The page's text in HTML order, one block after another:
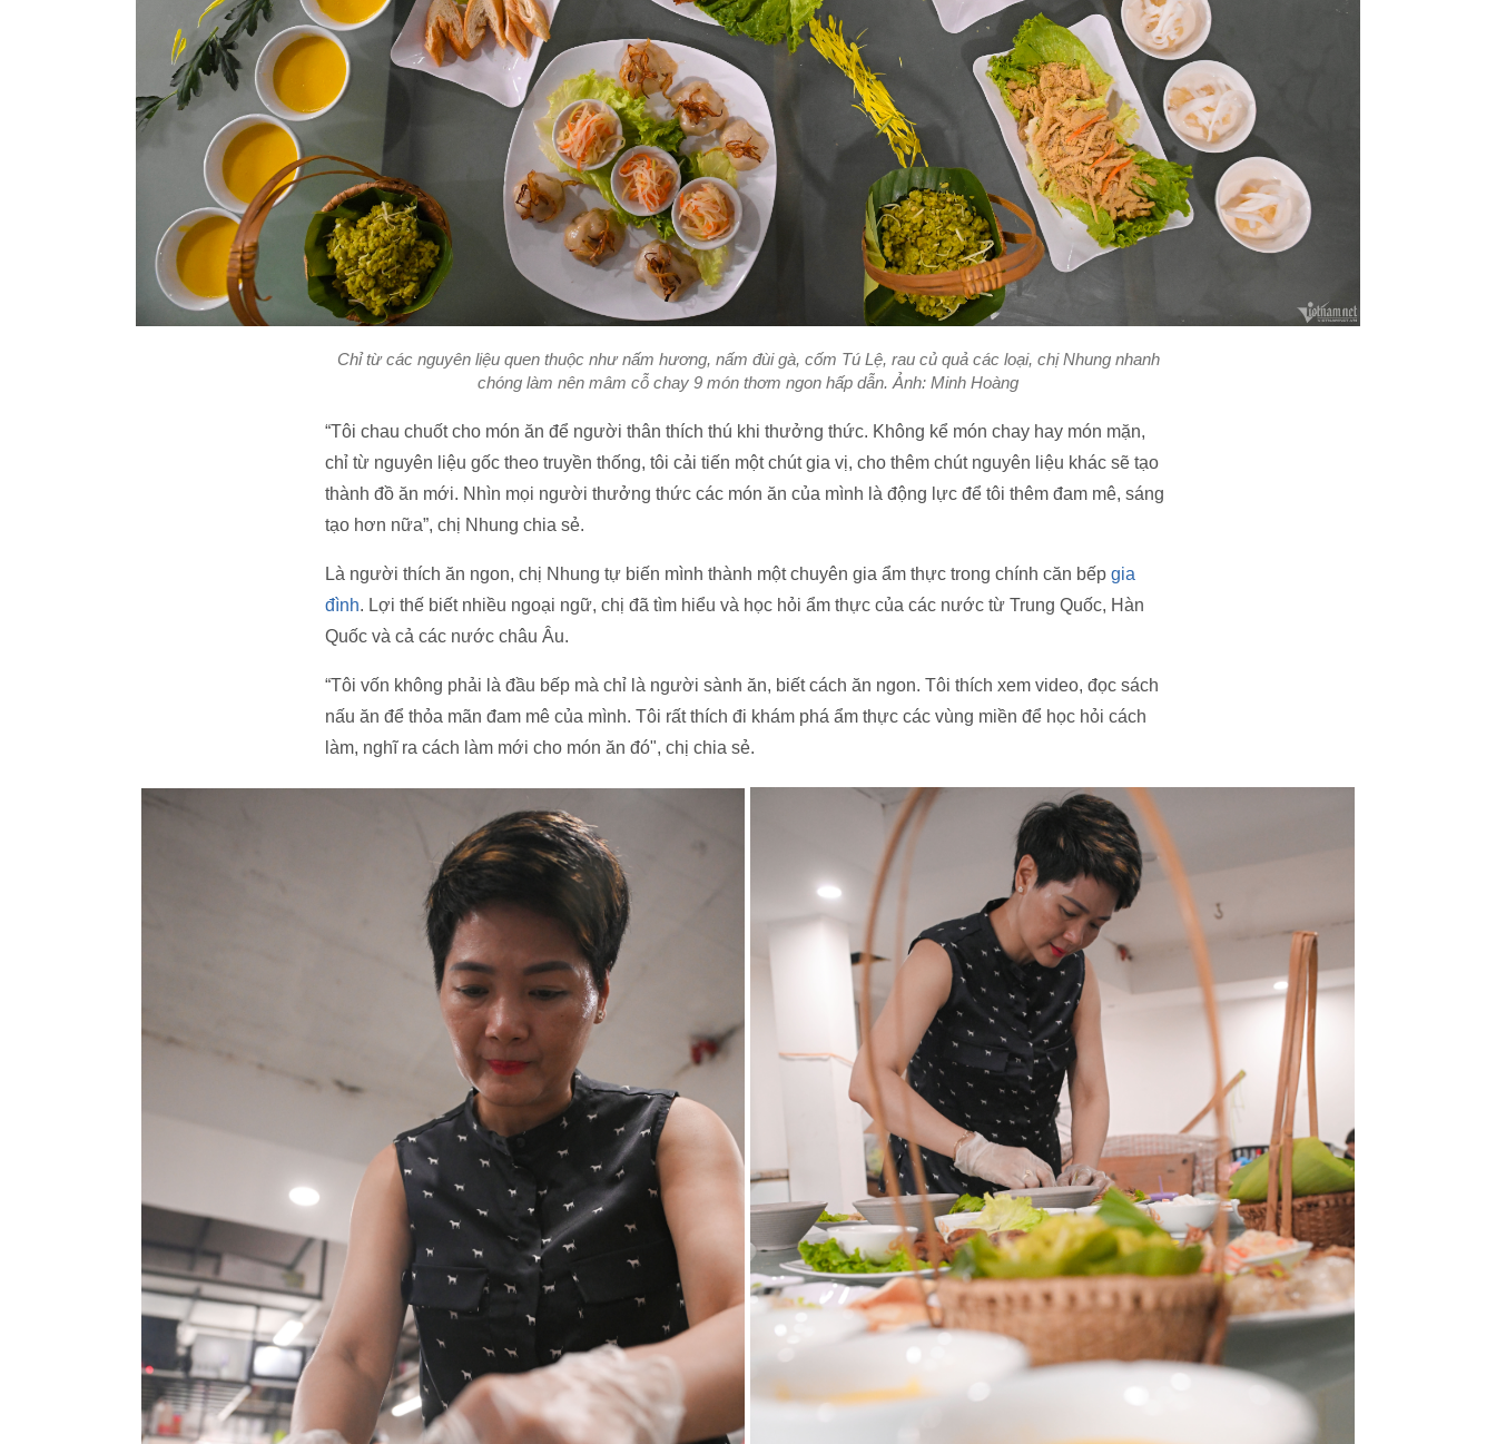
Chỉ từ các nguyên liệu quen thuộc như nấm hương, nấm đùi gà, cốm Tú Lệ, rau củ quả các loại, chị Nhung nhanh
chóng làm nên mâm cỗ chay 9 món thơm ngon hấp dẫn. Ảnh: Minh Hoàng
“Tôi chau chuốt cho món ăn để người thân thích thú khi thưởng thức. Không kể món chay hay món mặn,
chỉ từ nguyên liệu gốc theo truyền thống, tôi cải tiến một chút gia vị, cho thêm chút nguyên liệu khác sẽ tạo
thành đồ ăn mới. Nhìn mọi người thưởng thức các món ăn của mình là động lực để tôi thêm đam mê, sáng
tạo hơn nữa”, chị Nhung chia sẻ.
Là người thích ăn ngon, chị Nhung tự biến mình thành một chuyên gia ẩm thực trong chính căn bếp gia
đình. Lợi thế biết nhiều ngoại ngữ, chị đã tìm hiểu và học hỏi ẩm thực của các nước từ Trung Quốc, Hàn
Quốc và cả các nước châu Âu.
“Tôi vốn không phải là đầu bếp mà chỉ là người sành ăn, biết cách ăn ngon. Tôi thích xem video, đọc sách
nấu ăn để thỏa mãn đam mê của mình. Tôi rất thích đi khám phá ẩm thực các vùng miền để học hỏi cách
làm, nghĩ ra cách làm mới cho món ăn đó", chị chia sẻ.